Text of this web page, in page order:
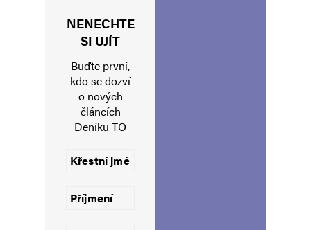
Uložit do prohlížeče jméno, e-mail a webovou stránku pro budoucí
Informujte mě o nových komentářích e-mailem.
NENECHTE
SI UJÍT
Buďte první,
kdo se dozví
o nových
článcích
Deníku TO